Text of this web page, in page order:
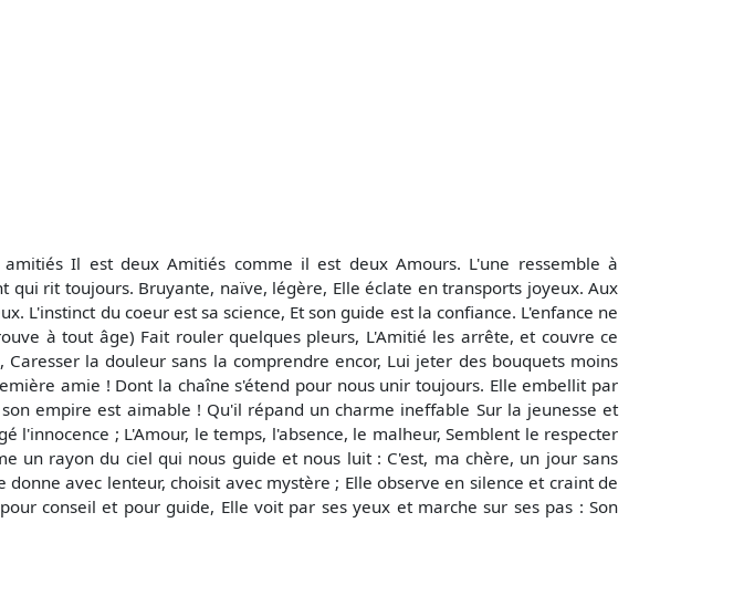
amitiés Il est deux Amitiés comme il est deux Amours. L'une ressemble à
rit toujours. Bruyante, naïve, légère, Elle éclate en transports joyeux. Aux
L'instinct du coeur est sa science, Et son guide est la confiance. L'enfance ne
à tout âge) Fait rouler quelques pleurs, L'Amitié les arrête, et couvre ce
la douleur sans la comprendre encor, Lui jeter des bouquets moins
amie ! Dont la chaîne s'étend pour nous unir toujours. Elle embellit par
empire est aimable ! Qu'il répand un charme ineffable Sur la jeunesse et
l'innocence ; L'Amour, le temps, l'absence, le malheur, Semblent le respecter
un rayon du ciel qui nous guide et nous luit : C'est, ma chère, un jour sans
avec lenteur, choisit avec mystère ; Elle observe en silence et craint de
conseil et pour guide, Elle voit par ses yeux et marche sur ses pas : Son